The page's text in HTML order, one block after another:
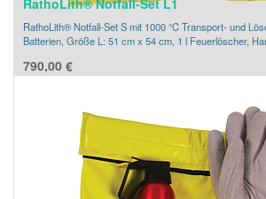
RathoLith® Notfall-Set L1
RathoLith® Notfall-Set S mit 1000 °C Transport‐ und
Batterien, Größe L: 51 cm x 54 cm, 1 l Feuerlöscher,
790,00 €